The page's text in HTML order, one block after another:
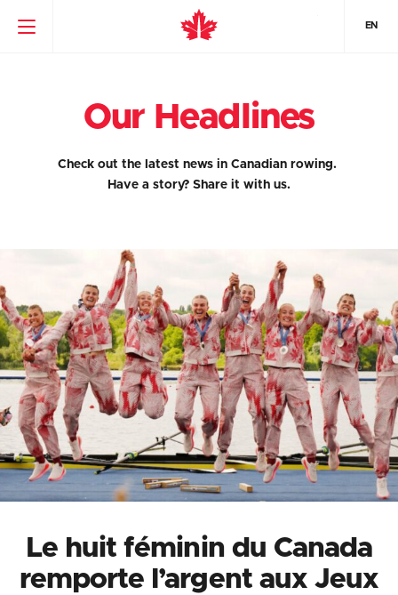
EN
Our Headlines
Check out the latest news in Canadian rowing.
Have a story? Share it with us.
Le huit féminin du Canada
remporte l’argent aux Jeux